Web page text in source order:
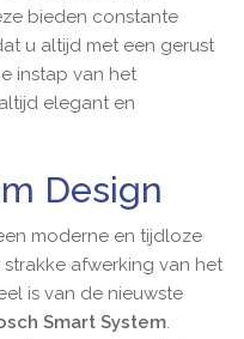
bieden constante
u altijd met een gerust
instap van het
elegant en
Design
moderne en tijdloze
afwerking van het
is van de nieuwste
Smart System.